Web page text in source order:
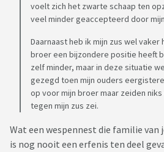
voelt zich het zwarte schaap ten
veel minder geaccepteerd door
Daarnaast heb ik mijn zus wel
broer een bijzondere positie heeft
zelf minder, maar in deze situatie
gezegd toen mijn ouders
op voor mijn broer maar zeiden
tegen mijn zus zei.
Wat een wespennest die familie van
is nog nooit een erfenis ten deel